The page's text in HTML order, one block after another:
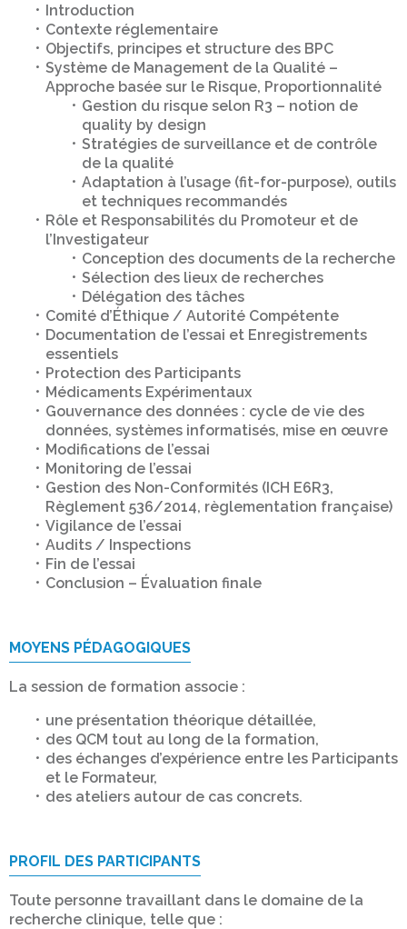
Introduction
Contexte réglementaire
Objectifs, principes et structure des BPC
Système de Management de la Qualité –
Approche basée sur le Risque, Proportionnalité
Gestion du risque selon R3 – notion de
quality by design
Stratégies de surveillance et de contrôle
de la qualité
Adaptation à l’usage (fit-for-purpose), outils
et techniques recommandés
Rôle et Responsabilités du Promoteur et de
l’Investigateur
Conception des documents de la recherche
Sélection des lieux de recherches
Délégation des tâches
Comité d’Éthique / Autorité Compétente
Documentation de l’essai et Enregistrements
essentiels
Protection des Participants
Médicaments Expérimentaux
Gouvernance des données : cycle de vie des
données, systèmes informatisés, mise en œuvre
Modifications de l’essai
Monitoring de l’essai
Gestion des Non-Conformités (ICH E6R3,
Règlement 536/2014, règlementation française)
Vigilance de l’essai
Audits / Inspections
Fin de l’essai
Conclusion – Évaluation finale
MOYENS PÉDAGOGIQUES
La session de formation associe :
une présentation théorique détaillée,
des QCM tout au long de la formation,
des échanges d’expérience entre les Participants
et le Formateur,
des ateliers autour de cas concrets.
PROFIL DES PARTICIPANTS
Toute personne travaillant dans le domaine de la
recherche clinique, telle que :